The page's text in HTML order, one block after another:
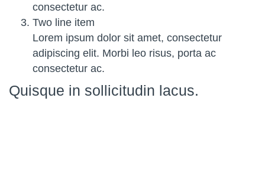
consectetur ac.
Two line item
Lorem ipsum dolor sit amet, consectetur
adipiscing elit. Morbi leo risus, porta ac
consectetur ac.
Quisque in sollicitudin lacus.